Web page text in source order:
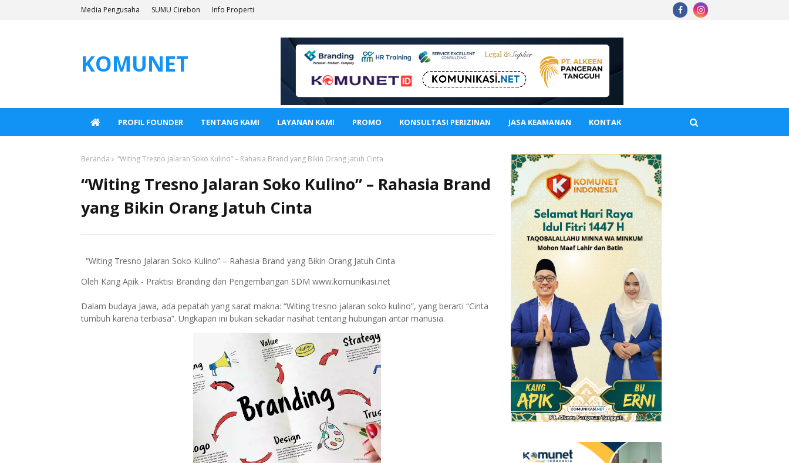
Media Pengusaha SUMU Cirebon Info Properti
KOMUNET
PROFIL FOUNDER TENTANG KAMI LAYANAN KAMI PROMO KONSULTASI PERIZINAN JASA KEAMANAN KONTAK
Beranda “Witing Tresno Jalaran Soko Kulino” – Rahasia Brand yang Bikin Orang Jatuh Cinta
“Witing Tresno Jalaran Soko Kulino” – Rahasia Brand
yang Bikin Orang Jatuh Cinta
“Witing Tresno Jalaran Soko Kulino” – Rahasia Brand yang Bikin Orang Jatuh Cinta
Oleh Kang Apik - Praktisi Branding dan Pengembangan SDM www.komunikasi.net
Dalam budaya Jawa, ada pepatah yang sarat makna: “Witing tresno jalaran soko kulino”, yang berarti “Cinta
tumbuh karena terbiasa”. Ungkapan ini bukan sekadar nasihat tentang hubungan antar manusia.